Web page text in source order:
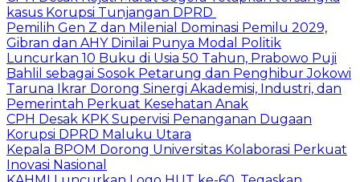
kasus Korupsi Tunjangan DPRD
Pemilih Gen Z dan Milenial Dominasi Pemilu 2029,
Gibran dan AHY Dinilai Punya Modal Politik
Luncurkan 10 Buku di Usia 50 Tahun, Prabowo Puji
Bahlil sebagai Sosok Petarung dan Penghibur Jokowi
Taruna Ikrar Dorong Sinergi Akademisi, Industri, dan
Pemerintah Perkuat Kesehatan Anak
CPH Desak KPK Supervisi Penanganan Dugaan
Korupsi DPRD Maluku Utara
Kepala BPOM Dorong Universitas Kolaborasi Perkuat
Inovasi Nasional